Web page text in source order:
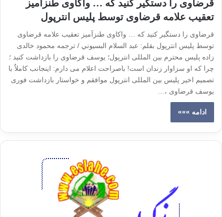
قرضاوی را دستگیر کنید که … واکاوی طنزآمیز
تعقیب علامه قرضاوی توسط پلیس انترپول
قرضاوی را دستگیر کنید که … واکاوی طنزآمیز تعقیب علامه قرضاوی
توسط پلیس انترپول بقلم: عبد السلام البسيوني / ترجمه محمود خالدی
زاده پلیس محترم بین المللی انترپول؛ یوسف قرضاوی را بازداشت کنید ؛
چرا که او سزاوار زندان است! باصراحت اعلام می دارم: اینجانب کاملاٌ با
تصمیم اخیر پلیس بین المللی انترپول موافقم و خواستار بازداشت فوری
یوسف قرضاوی ،…
ادامه »»»